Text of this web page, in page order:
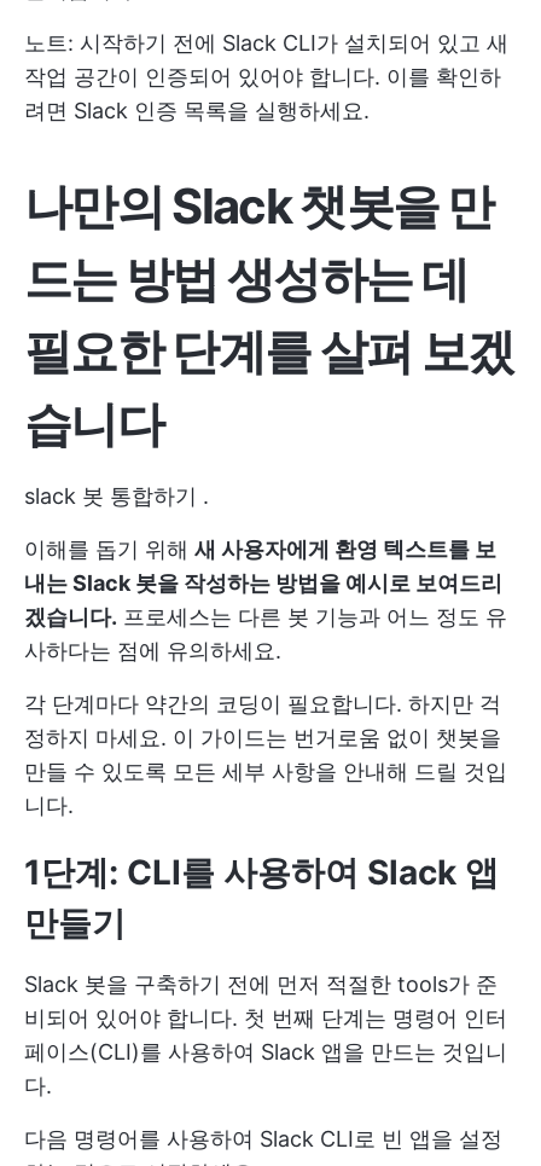
노트: 시작하기 전에 Slack CLI가 설치되어 있고 새
작업 공간이 인증되어 있어야 합니다. 이를 확인하
려면 Slack 인증 목록을 실행하세요.
나만의 Slack 챗봇을 만
드는 방법 생성하는 데
필요한 단계를 살펴 보겠
습니다
slack 봇 통합하기 .
이해를 돕기 위해 새 사용자에게 환영 텍스트를 보
내는 Slack 봇을 작성하는 방법을 예시로 보여드리
겠습니다. 프로세스는 다른 봇 기능과 어느 정도 유
사하다는 점에 유의하세요.
각 단계마다 약간의 코딩이 필요합니다. 하지만 걱
정하지 마세요. 이 가이드는 번거로움 없이 챗봇을
만들 수 있도록 모든 세부 사항을 안내해 드릴 것입
니다.
1단계: CLI를 사용하여 Slack 앱
만들기
Slack 봇을 구축하기 전에 먼저 적절한 tools가 준
비되어 있어야 합니다. 첫 번째 단계는 명령어 인터
페이스(CLI)를 사용하여 Slack 앱을 만드는 것입니
다.
다음 명령어를 사용하여 Slack CLI로 빈 앱을 설정